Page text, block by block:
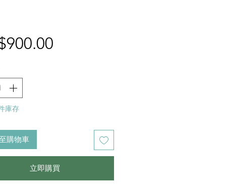
價
庫存
購物車
立即購買